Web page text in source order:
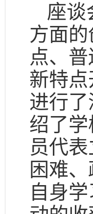
座谈
方面
点、
新特
进行
绍了
员代
困难
自身